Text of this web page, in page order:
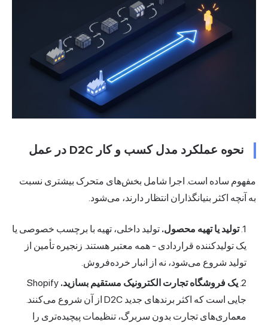
نحوه عملکرد مدل کسب و کار D2C در عمل
ساده است. اجرا شامل بخش‌های متحرک بیشتری نسبت
آنچه اکثر بنیانگذاران انتظار دارند، می‌شود.
تولید یا تهیه محصول.تولید داخلی، تهیه با برچسب خصوصی یا
یک تولیدکننده قراردادی - همه معتبر هستند. زنجیره تأمین از
تولید شروع می‌شود، نه از انبار خرده‌فروش.
یک فروشگاه تجارت الکترونیک مستقیم بسازید.Shopify
جایی است که اکثر برندهای جدید D2C از آن شروع می‌کنند.
معماری‌های تجارت بدون سربرگ، تنظیمات پیچیده‌تری را